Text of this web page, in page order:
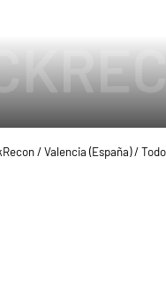
/ Valencia (España) /